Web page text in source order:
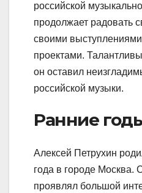
российской
продолжает радовать
своими
проектами.
он оставил
российской музыки.
Ранние
Алексей Петрухин
года в городе Москва.
проявлял большой